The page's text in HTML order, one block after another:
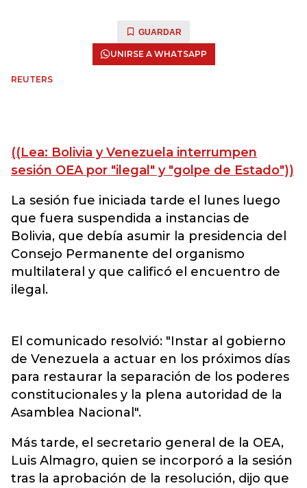
GUARDAR
UNIRSE A WHATSAPP
REUTERS
((Lea: Bolivia y Venezuela interrumpen
sesión OEA por "ilegal" y "golpe de Estado"))
La sesión fue iniciada tarde el lunes luego
que fuera suspendida a instancias de
Bolivia, que debía asumir la presidencia del
Consejo Permanente del organismo
multilateral y que calificó el encuentro de
ilegal.
El comunicado resolvió: "Instar al gobierno
de Venezuela a actuar en los próximos días
para restaurar la separación de los poderes
constitucionales y la plena autoridad de la
Asamblea Nacional".
Más tarde, el secretario general de la OEA,
Luis Almagro, quien se incorporó a la sesión
tras la aprobación de la resolución, dijo que